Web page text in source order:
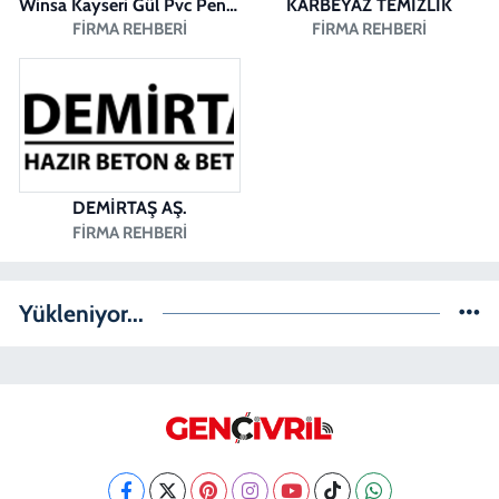
Winsa Kayseri Gül Pvc Pencere Kayseri Winsa
FIRMA REHBERI
KARBEYAZ TEMİZLİK
FIRMA REHBERI
DEMİRTAŞ AŞ.
FIRMA REHBERI
Yükleniyor...